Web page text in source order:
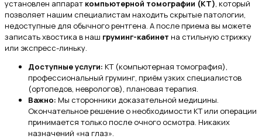
установлен аппарат компьютерной томографии (КТ) , который
позволяет нашим специалистам находить скрытые патологии,
недоступные для обычного рентгена. А после приема вы можете
записать хвостика в наш груминг-кабинет на стильную стрижку
или экспресс-линьку.
Доступные услуги: КТ (компьютерная томография),
профессиональный груминг, приём узких специалистов
(ортопедов, неврологов), плановая терапия.
Важно: Мы сторонники доказательной медицины.
Окончательное решение о необходимости КТ или операции
принимается только после очного осмотра. Никаких
назначений «на глаз».